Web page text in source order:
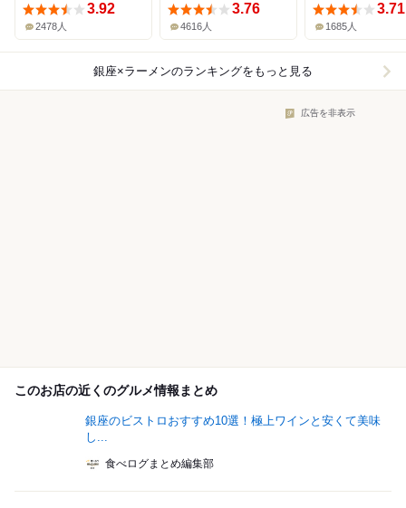
3.92
2478人
3.76
4616人
3.71
1685人
銀座×ラーメンのランキングをもっと見る
広告を非表示
このお店の近くのグルメ情報まとめ
銀座のビストロおすすめ10選！極上ワインと安くて美味
し...
食べログまとめ編集部